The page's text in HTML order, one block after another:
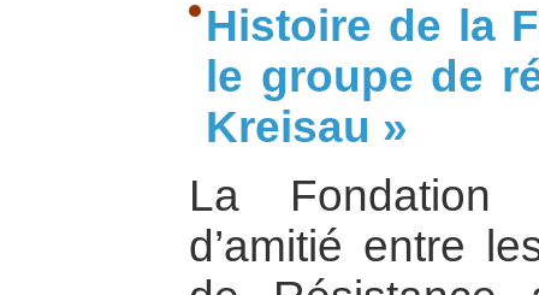
Histoire de la
le groupe de
Kreisau »
La Fondation
d’amitié entre